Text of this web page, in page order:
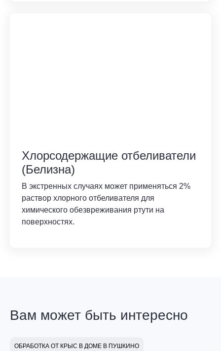
Хлорсодержащие отбеливатели
(Белизна)
В экстренных случаях может применяться 2%
раствор хлорного отбеливателя для
химического обезвреживания ртути на
поверхностях.
Вам может быть интересно
ОБРАБОТКА ОТ КРЫС В ДОМЕ В ПУШКИНО